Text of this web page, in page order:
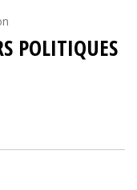
POLITIQUES